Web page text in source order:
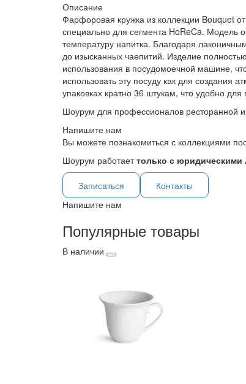
Описание
Фарфоровая кружка из коллекции Bouquet
специально для сегмента HoReCa. Модель
температуру напитка. Благодаря
до изысканных чаепитий. Изделие
использования в посудомоечной машине,
использовать эту посуду как для создания
упаковках кратно 36 штукам, что удобно
Шоурум для профессионалов ресторанной
Напишите нам
Вы можете познакомиться с коллекциями
Шоурум работаеттолько с юридическими
Записаться
Контакты
Напишите нам
Популярные товары
В наличии